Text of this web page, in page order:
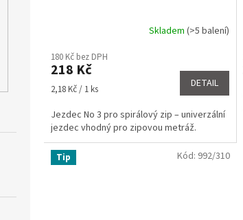
produktu
je
5,0
5
hvězdiček.
Skladem (>5 balení)
180 Kč bez DPH
218 Kč
Měrná
2,18 Kč / 1 ks DETAIL
Jezdec No 3 pro spirálový zip – univerzální
jezdec vhodný pro zipovou metráž.
Tip Kód: 992/310